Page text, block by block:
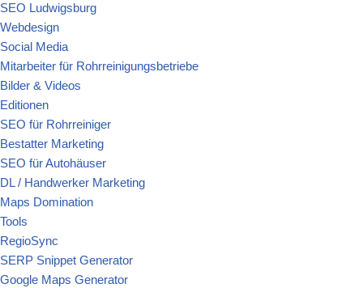
SEO Ludwigsburg
Webdesign
Social Media
Mitarbeiter für Rohrreinigungsbetriebe
Bilder & Videos
Editionen
SEO für Rohrreiniger
Bestatter Marketing
SEO für Autohäuser
DL / Handwerker Marketing
Maps Domination
Tools
RegioSync
SERP Snippet Generator
Google Maps Generator